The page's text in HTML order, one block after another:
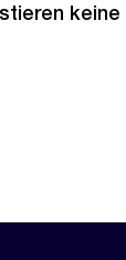
keine